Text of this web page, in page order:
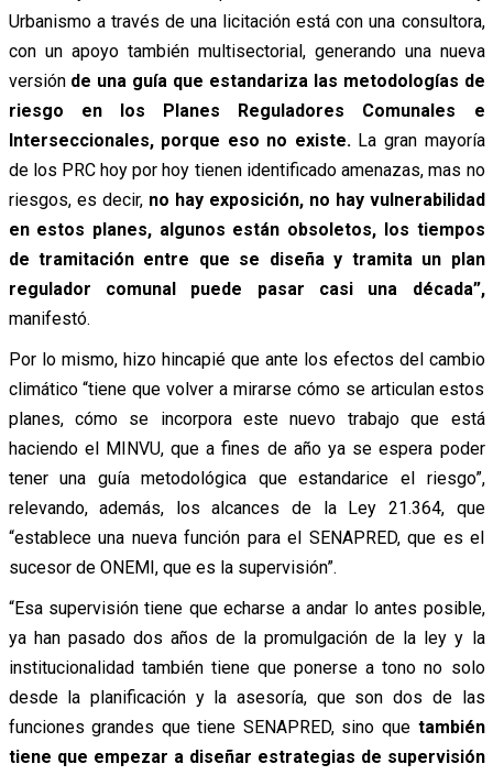
Urbanismo a través de una licitación está con una consultora,
con un apoyo también multisectorial, generando una nueva
versiónde una guía que estandariza las metodologías de
riesgo en los Planes Reguladores Comunales e
Interseccionales, porque eso no existe. La gran mayoría
de los PRC hoy por hoy tienen identificado amenazas, mas no
riesgos, es decir, no hay exposición, no hay vulnerabilidad
en estos planes, algunos están obsoletos, los tiempos
de tramitación entre que se diseña y tramita un plan
regulador comunal puede pasar casi una década”,
manifestó.
Por lo mismo, hizo hincapié que ante los efectos del cambio
climático “tiene que volver a mirarse cómo se articulan estos
planes, cómo se incorpora este nuevo trabajo que está
haciendo el MINVU, que a fines de año ya se espera poder
tener una guía metodológica que estandarice el riesgo”,
relevando, además, los alcances de la Ley 21.364, que
“establece una nueva función para el SENAPRED, que es el
sucesor de ONEMI, que es la supervisión”.
“Esa supervisión tiene que echarse a andar lo antes posible,
ya han pasado dos años de la promulgación de la ley y la
institucionalidad también tiene que ponerse a tono no solo
desde la planificación y la asesoría, que son dos de las
funciones grandes que tiene SENAPRED, sino que también
tiene que empezar a diseñar estrategias de supervisión